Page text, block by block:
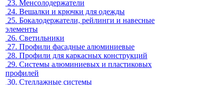
23. Менсолодержатели
24. Вешалки и крючки для одежды
25. Бокалодержатели, рейлинги и навесные
элементы
26. Светильники
27. Профили фасадные алюминиевые
28. Профили для каркасных конструкций
29. Системы алюминиевых и пластиковых
профилей
30. Стеллажные системы